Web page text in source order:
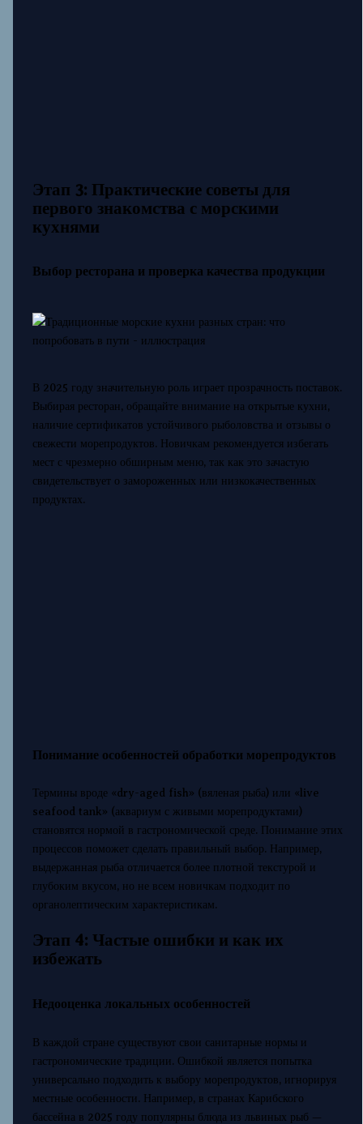
Этап 3: Практические советы для
первого знакомства с морскими
кухнями
Выбор ресторана и проверка качества продукции
В 2025 году значительную роль играет прозрачность поставок.
Выбирая ресторан, обращайте внимание на открытые кухни,
наличие сертификатов устойчивого рыболовства и отзывы о
свежести морепродуктов. Новичкам рекомендуется избегать
мест с чрезмерно обширным меню, так как это зачастую
свидетельствует о замороженных или низкокачественных
продуктах.
Понимание особенностей обработки морепродуктов
Термины вроде «dry-aged fish» (вяленая рыба) или «live
seafood tank» (аквариум с живыми морепродуктами)
становятся нормой в гастрономической среде. Понимание этих
процессов поможет сделать правильный выбор. Например,
выдержанная рыба отличается более плотной текстурой и
глубоким вкусом, но не всем новичкам подходит по
органолептическим характеристикам.
Этап 4: Частые ошибки и как их
избежать
Недооценка локальных особенностей
В каждой стране существуют свои санитарные нормы и
гастрономические традиции. Ошибкой является попытка
универсально подходить к выбору морепродуктов, игнорируя
местные особенности. Например, в странах Карибского
бассейна в 2025 году популярны блюда из львиных рыб —